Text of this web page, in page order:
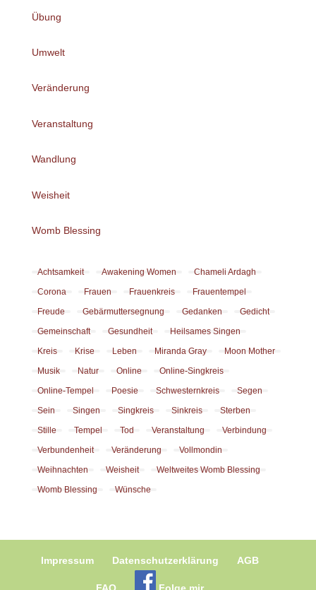
Übung
Umwelt
Veränderung
Veranstaltung
Wandlung
Weisheit
Womb Blessing
Achtsamkeit Awakening Women
Chameli Ardagh
Corona
Frauen Frauenkreis
Frauentempel
Freude
Gebärmuttersegnung Gedanken
Gedicht
Gemeinschaft
Gesundheit
Heilsames Singen
Kreis
Krise Leben Miranda Gray
Moon Mother
Musik
Natur Online
Online-Singkreis
Online-Tempel
Poesie Schwesternkreis
Segen
Sein
Singen Singkreis Sinkreis
Sterben
Stille
Tempel Tod Veranstaltung
Verbindung
Verbundenheit
Veränderung
Vollmondin
Weihnachten
Weisheit
Weltweites Womb Blessing
Womb Blessing
Wünsche
Impressum Datenschutzerklärung AGB